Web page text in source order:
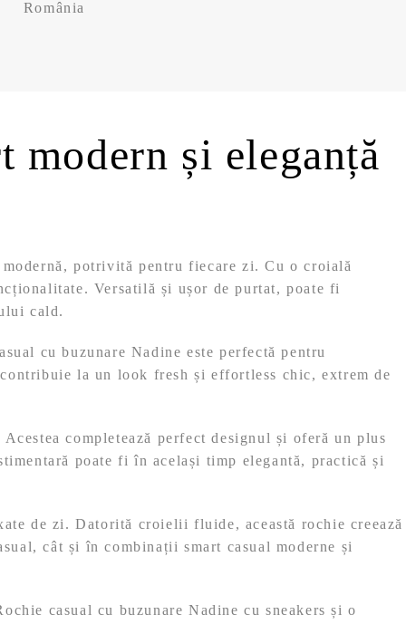
România
modern și eleganță
potrivită pentru fiecare zi. Cu o croială
Versatilă și ușor de purtat, poate fi
cald.
cu buzunare Nadine este perfectă pentru
la un look fresh și effortless chic, extrem de
completează perfect designul și oferă un plus
poate fi în același timp elegantă, practică și
de zi. Datorită croielii fluide, această rochie creează
cât și în combinații smart casual moderne și
casual cu buzunare Nadine cu sneakers și o